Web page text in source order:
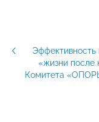
«жизни после
Комитета